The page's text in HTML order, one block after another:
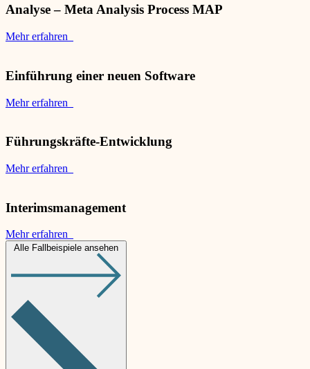
Analyse – Meta Analysis Process MAP
Mehr erfahren
Einführung einer neuen Software
Mehr erfahren
Führungskräfte-Entwicklung
Mehr erfahren
Interimsmanagement
Mehr erfahren
Alle Fallbeispiele ansehen